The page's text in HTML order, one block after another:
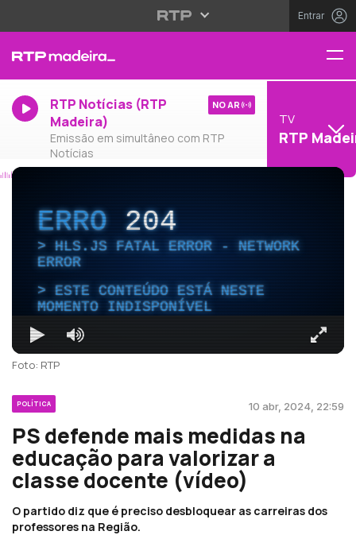
Entrar
RTP Notícias (RTP
Madeira)
Emissão em simultâneo com RTP
Notícias
NO AR
TV
RTP
ERRO204
HLS.JS FATAL ERROR - NETWORK
ERROR
ESTE CONTEÚDO ESTÁ NESTE
MOMENTO INDISPONÍVEL
Foto: RTP
POLÍTICA 10 abr, 2024, 22:59
PS defende mais medidas na
educação para valorizar a
classe docente (vídeo)
O partido diz que é preciso desbloquear as carreiras dos
professores na Região.